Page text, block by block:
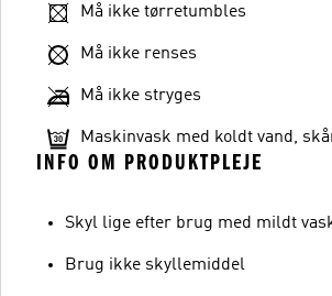
Må ikke tørretumbles
Må ikke renses
Må ikke stryges
Maskinvask med koldt vand,
INFO OM PRODUKTPLEJE
Skyl lige efter brug med mildt
Brug ikke skyllemiddel